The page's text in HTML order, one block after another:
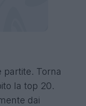
partite. Torna
la top 20.
dai